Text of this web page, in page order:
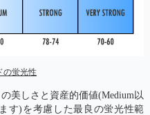
の蛍光性
美しさと資産的価値(Medium以
す)を考慮した最良の蛍光性範